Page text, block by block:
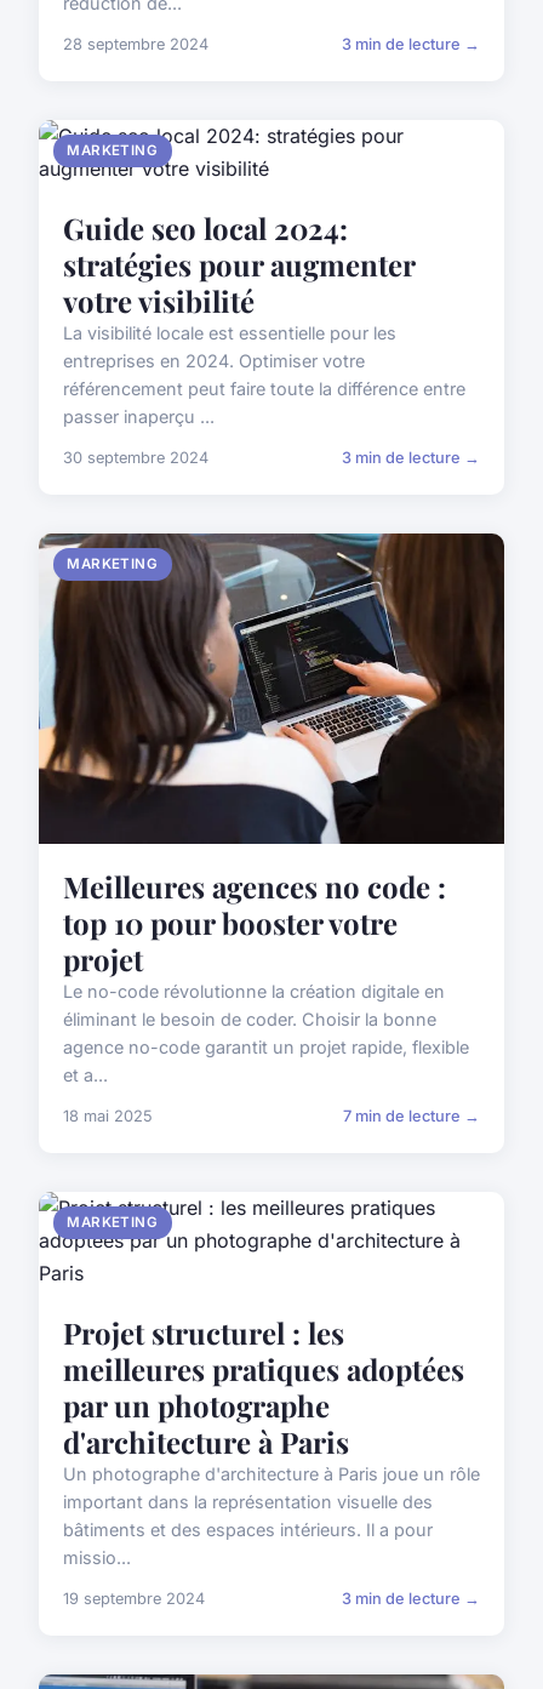
28 septembre 2024 3 min de lecture →
MARKETING
Guide seo local 2024:
stratégies pour augmenter
votre visibilité
La visibilité locale est essentielle pour les
entreprises en 2024. Optimiser votre
référencement peut faire toute la différence entre
passer inaperçu ...
30 septembre 2024 3 min de lecture →
MARKETING
Meilleures agences no code :
top 10 pour booster votre
projet
Le no-code révolutionne la création digitale en
éliminant le besoin de coder. Choisir la bonne
agence no-code garantit un projet rapide, flexible
et a...
18 mai 2025 7 min de lecture →
MARKETING
Projet structurel : les
meilleures pratiques adoptées
par un photographe
d'architecture à Paris
Un photographe d'architecture à Paris joue un rôle
important dans la représentation visuelle des
bâtiments et des espaces intérieurs. Il a pour
missio...
19 septembre 2024 3 min de lecture →